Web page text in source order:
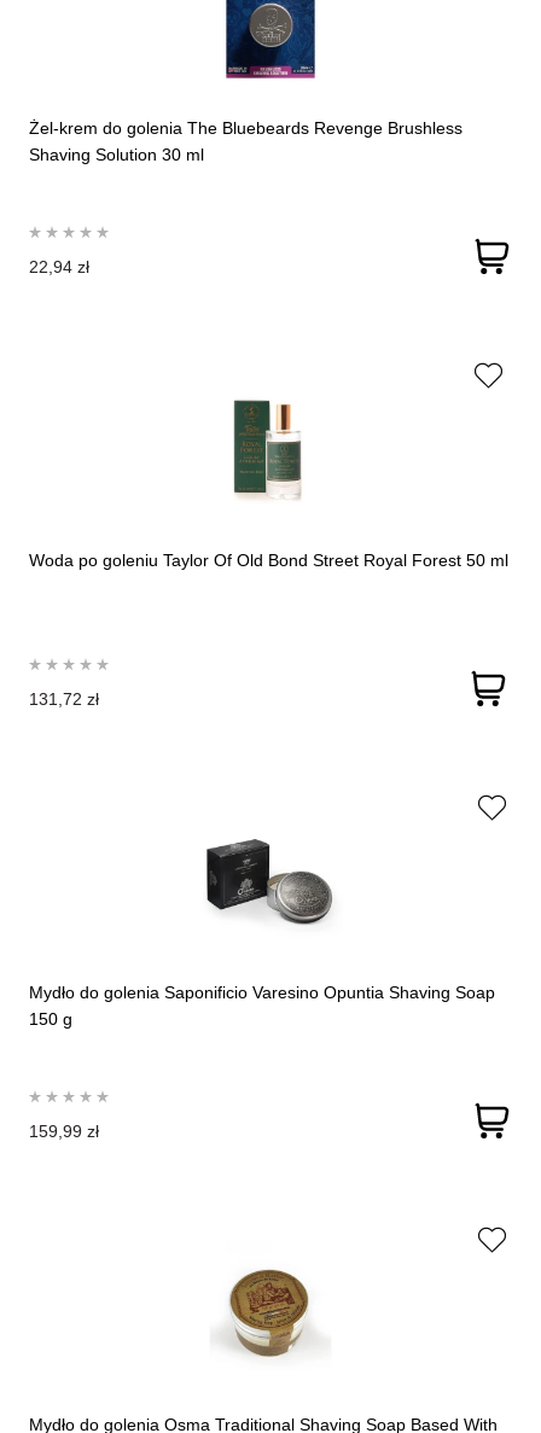
Żel-krem do golenia The Bluebeards Revenge Brushless
Shaving Solution 30 ml
22,94 zł
Woda po goleniu Taylor Of Old Bond Street Royal Forest 50 ml
131,72 zł
Mydło do golenia Saponificio Varesino Opuntia Shaving Soap
150 g
159,99 zł
Mydło do golenia Osma Traditional Shaving Soap Based With